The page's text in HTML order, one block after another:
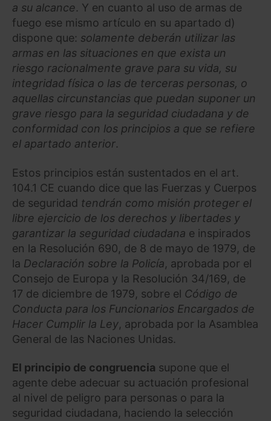
a su alcance. Y en cuanto al uso de armas de
fuego ese mismo artículo en su apartado d)
dispone que: solamente deberán utilizar las
armas en las situaciones en que exista un
riesgo racionalmente grave para su vida, su
integridad física o las de terceras personas, o
aquellas circunstancias que puedan suponer un
grave riesgo para la seguridad ciudadana y de
conformidad con los principios a que se refiere
el apartado anterior.
Estos principios están sustentados en el art.
104.1 CE cuando dice que las Fuerzas y Cuerpos
de seguridad tendrán como misión proteger el
libre ejercicio de los derechos y libertades y
garantizar la seguridad ciudadana e inspirados
en la Resolución 690, de 8 de mayo de 1979, de
la Declaración sobre la Policía, aprobada por el
Consejo de Europa y la Resolución 34/169, de
17 de diciembre de 1979, sobre el Código de
Conducta para los Funcionarios Encargados de
Hacer Cumplir la Ley, aprobada por la Asamblea
General de las Naciones Unidas.
El principio de congruencia supone que el
agente debe adecuar su actuación profesional
al nivel de peligro para personas o para la
seguridad ciudadana, haciendo la selección